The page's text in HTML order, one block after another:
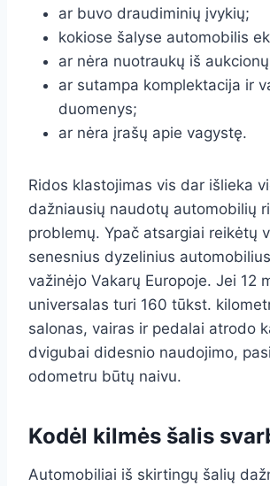
ar buvo draudiminių įvykių;
kokiose šalyse automobilis
ar nėra nuotraukų iš
ar sutampa komplektacija ir
duomenys;
ar nėra įrašų apie vagystę.
Ridos klastojimas vis dar išlieka
dažniausių naudotų automobilių
problemų. Ypač atsargiai reikėtų
senesnius dyzelinius
važinėjo Vakarų Europoje. Jei 12
universalas turi 160 tūkst.
salonas, vairas ir pedalai atrodo
dvigubai didesnio naudojimo,
odometru būtų naivu.
Kodėl kilmės šalis
Automobiliai iš skirtingų šalių